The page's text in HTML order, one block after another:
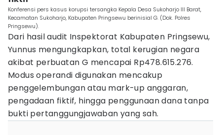
Konferensi pers kasus korupsi tersangka Kepala Desa Sukoharjo III Barat,
Kecamatan Sukoharjo, Kabupaten Pringsewu berinisial G. (Dok. Polres
Pringsewu).
Dari hasil audit Inspektorat Kabupaten Pringsewu,
Yunnus mengungkapkan, total kerugian negara
akibat perbuatan G mencapai Rp478.615.276.
Modus operandi digunakan mencakup
penggelembungan atau mark-up anggaran,
pengadaan fiktif, hingga penggunaan dana tanpa
bukti pertanggungjawaban yang sah.